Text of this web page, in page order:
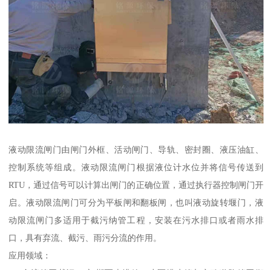
液动限流闸门由闸门外框、活动闸门、导轨、密封圈、液压油缸、
控制系统等组成。液动限流闸门根据液位计水位并将信号传送到
RTU，通过信号可以计算出闸门的正确位置，通过执行器控制闸门开
启。液动限流闸门可分为平板闸和翻板闸，也叫液动旋转堰门，液
动限流闸门多适用于截污纳管工程，安装在污水排口或者雨水排
口，具有弃流、截污、雨污分流的作用。
应用领域：